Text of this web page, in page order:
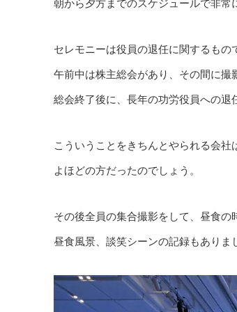
朝から夕方までのスケジュールで非常
セレモニーは役員の退任に関するもの
午前中は株主総会があり、その間に撮
総会終了後に、長年の功労役員への退
こういうことをきちんとやられる会社
よほどの方だったのでしょう。
その後全員の集合撮影をして、昼食の
昼食風景、談笑シーンの記録もありま